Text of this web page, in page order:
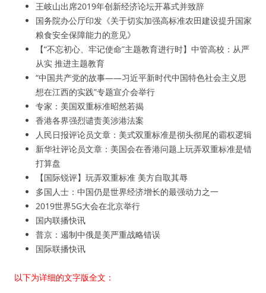
王岐山出席2019年创新经济论坛开幕式并致辞
国务院办公厅印发《关于切实加强高标准农田建设提升国家
粮食安全保障能力的意见》
【“不忘初心、牢记使命”主题教育进行时】中管高校：从严
从实 推进主题教育
“中国共产党的故事——习近平新时代中国特色社会主义思
想在江西的实践”专题宣介会举行
专家：美国双重标准昭然若揭
香港各界强烈谴责美涉港法案
人民日报评论员文章：美式双重标准是彻头彻尾的霸权逻辑
新华社评论员文章：美国会在香港问题上玩弄双重标准是错
打算盘
【国际锐评】玩弄双重标准 美方自取其辱
多国人士：中国仍是世界经济增长的最强动力之一
2019世界5G大会在北京举行
国内联播快讯
普京：遏制中俄是美严重战略错误
国际联播快讯
以下为详细的文字版全文：